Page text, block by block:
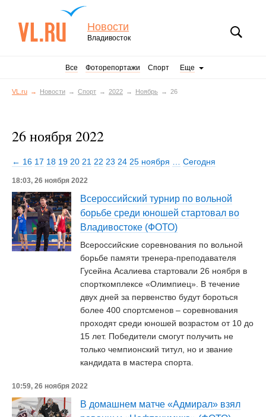
Новости
Владивосток
Все Фоторепортажи Спорт Еще
VL.ru Новости Спорт 2022 Ноябрь 26
26 ноября 2022
← 16 17 18 19 20 21 22 23 24 25 ноября Сегодня
18:03, 26 ноября 2022
Всероссийский турнир по вольной
борьбе среди юношей стартовал во
Владивостоке (ФОТО)
Всероссийские соревнования по вольной
борьбе памяти тренера-преподавателя
Гусейна Асалиева стартовали 26 ноября в
спорткомплексе «Олимпиец». В течение
двух дней за первенство будут бороться
более 400 спортсменов – соревнования
проходят среди юношей возрастом от 10 до
15 лет. Победители смогут получить не
только чемпионский титул, но и звание
кандидата в мастера спорта.
10:59, 26 ноября 2022
В домашнем матче «Адмирал» взял